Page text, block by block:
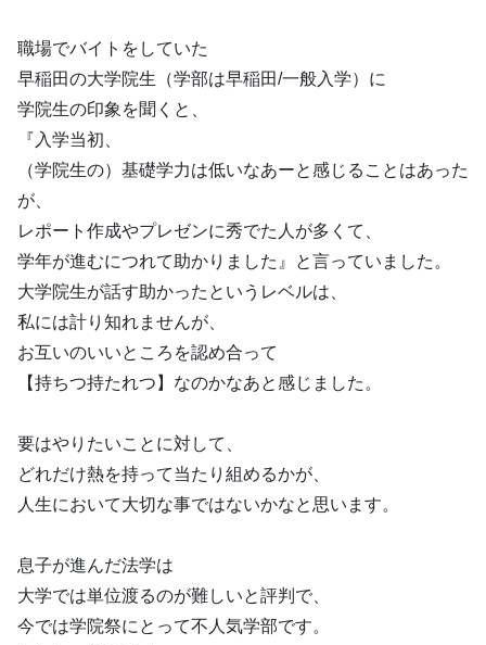
職場でバイトをしていた
早稲田の大学院生（学部は早稲田/一般入学）に
学院生の印象を聞くと、
『入学当初、
（学院生の）基礎学力は低いなあーと感じることはあった
が、
レポート作成やプレゼンに秀でた人が多くて、
学年が進むにつれて助かりました』と言っていました。
大学院生が話す助かったというレベルは、
私には計り知れませんが、
お互いのいいところを認め合って
【持ちつ持たれつ】なのかなあと感じました。
要はやりたいことに対して、
どれだけ熱を持って当たり組めるかが、
人生において大切な事ではないかなと思います。
息子が進んだ法学は
大学では単位渡るのが難しいと評判で、
今では学院祭にとって不人気学部です。